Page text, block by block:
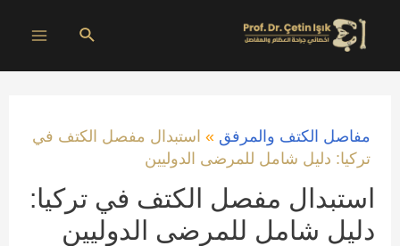
المحتوى
البحث
مفاصل الكتف والمرفق » استبدال مفصل الكتف في
تركيا: دليل شامل للمرضى الدوليين
استبدال مفصل الكتف في تركيا:
دليل شامل للمرضى الدوليين